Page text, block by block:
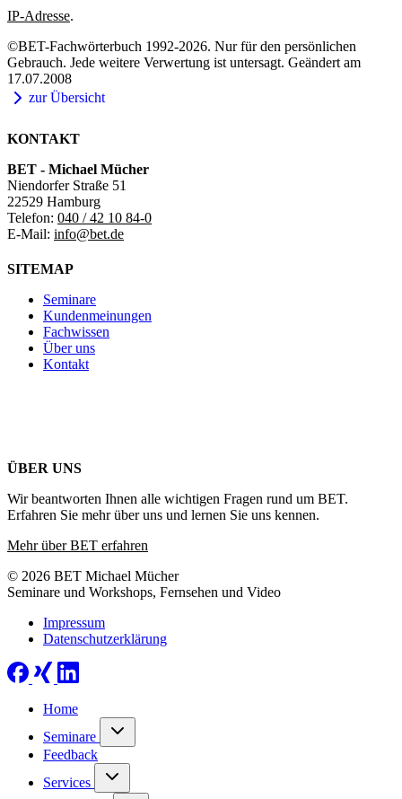
IP-Adresse.
©BET-Fachwörterbuch 1992-2026. Nur für den persönlichen
Gebrauch. Jede weitere Verwertung ist untersagt. Geändert am
17.07.2008
zur Übersicht
KONTAKT
BET - Michael Mücher
Niendorfer Straße 51
22529 Hamburg
Telefon: 040 / 42 10 84-0
E-Mail: info@bet.de
SITEMAP
Seminare
Kundenmeinungen
Fachwissen
Über uns
Kontakt
ÜBER UNS
Wir beantworten Ihnen alle wichtigen Fragen rund um BET.
Erfahren Sie mehr über uns und lernen Sie uns kennen.
Mehr über BET erfahren
© 2026 BET Michael Mücher
Seminare und Workshops, Fernsehen und Video
Impressum
Datenschutzerklärung
Home
Seminare
Feedback
Services